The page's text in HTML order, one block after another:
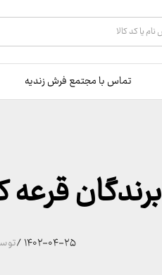
تماس با مجتمع فرش زندیه
برندگان قرعه کشی
۱۴۰۲-۰۴-۲۵/